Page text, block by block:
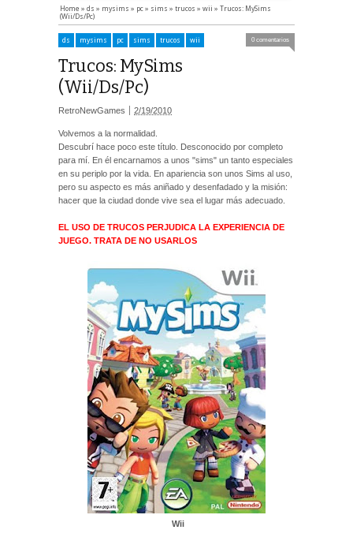
Home » ds » mysims » pc » sims » trucos » wii » Trucos: MySims
(Wii/Ds/Pc)
ds mysims pc sims trucos wii 0 comentarios
Trucos: MySims
(Wii/Ds/Pc)
2/19/2010
RetroNewGames
Volvemos a la normalidad.
Descubrí hace poco este título. Desconocido por completo
para mí. En él encarnamos a unos "sims" un tanto especiales
en su periplo por la vida. En apariencia son unos Sims al uso,
pero su aspecto es más aniñado y desenfadado y la misión:
hacer que la ciudad donde vive sea el lugar más adecuado.
EL USO DE TRUCOS PERJUDICA LA EXPERIENCIA DE
JUEGO. TRATA DE NO USARLOS
Wii